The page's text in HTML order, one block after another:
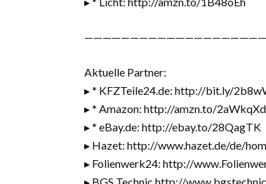
Aktuelle Partner:
▸ * KFZTeile24.de: http://bit.ly/
▸ * Amazon: http://amzn.to/2aWkqXd
▸ * eBay.de: http://ebay.to/28QagTK
▸ Hazet: http://www.hazet.de/de/
▸ Folienwerk24: http://